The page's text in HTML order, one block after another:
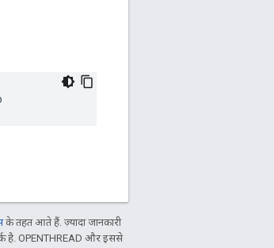
के तहत आते हैं. ज़्यादा जानकारी
है. OPENTHREAD और इससे